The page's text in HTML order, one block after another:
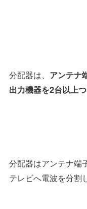
分配器は、 アンテナ
出力機器を2台以上
分配器はアンテナ端
テレビへ電波を分割